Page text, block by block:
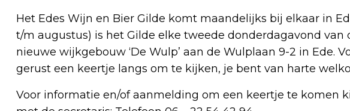
Het Edes Wijn en Bier Gilde komt maandelijks bij elkaar in
t/m augustus) is het Gilde elke tweede donderdagavond
nieuwe wijkgebouw ‘De Wulp’ aan de Wulplaan 9-2 in Ede.
gerust een keertje langs om te kijken, je bent van harte
Voor informatie en/of aanmelding om een keertje te komen